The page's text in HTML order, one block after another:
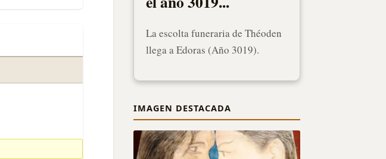
La escolta funeraria de Théoden
llega a Edoras (Año 3019).
IMAGEN DESTACADA